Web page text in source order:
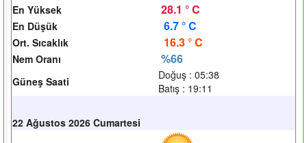
En Yüksek 28.1 ° C
En Düşük 6.7 ° C
Ort. Sıcaklık 16.3 ° C
Nem Oranı %66
Güneş Saati
Doğuş : 05:38
Batış : 19:11
22 Ağustos 2026 Cumartesi